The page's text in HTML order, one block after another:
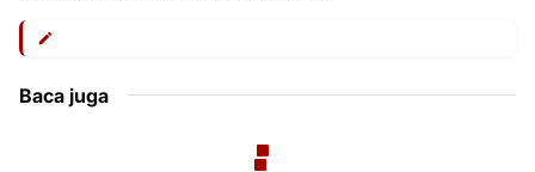
Baca juga